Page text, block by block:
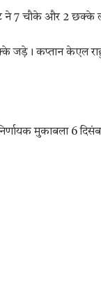
ने 7 चौके और 2 छक्के
जड़े। कप्तान केएल
मुकाबला 6